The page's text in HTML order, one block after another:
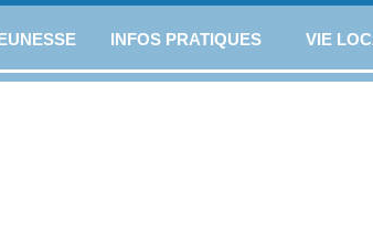
INFOS PRATIQUES VIE